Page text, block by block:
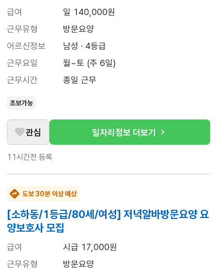
급여
일 140,000원
근무유형
방문요양
어르신정보
남성 · 4등급
근무요일
월~토 (주 6일)
근무시간
종일 근무
초보가능
관심 일자리정보 더보기
11시간전 등록
도보 30분 이상 예상
[소하동/1등급/80세/여성] 저녁알바방문요양 요
양보호사 모집
급여
시급 17,000원
근무유형
방문요양